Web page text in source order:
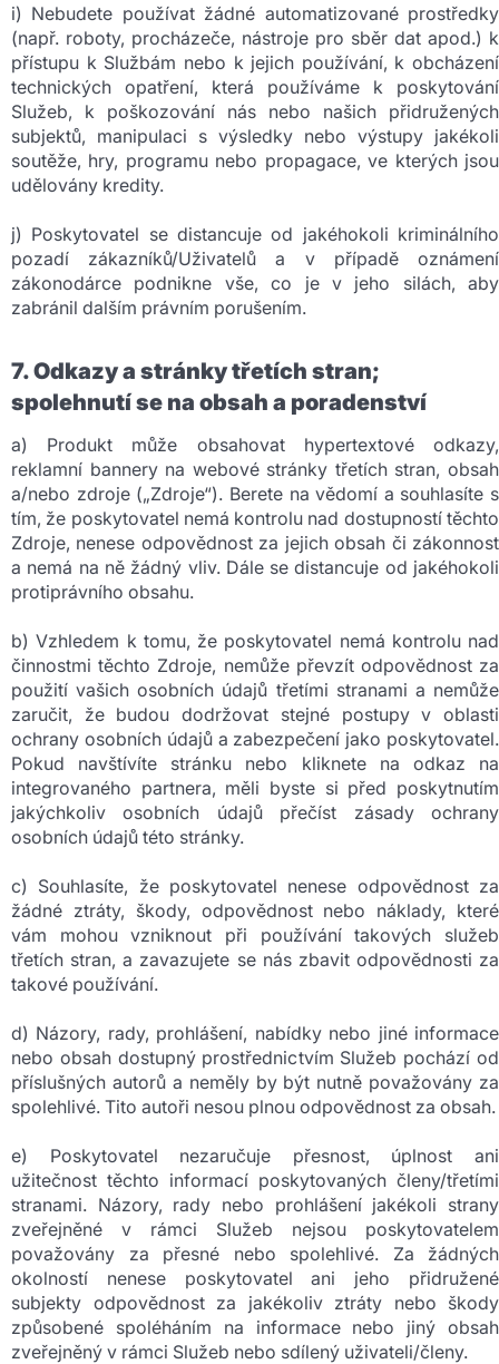
i) Nebudete používat žádné automatizované prostředky
(např. roboty, procházeče, nástroje pro sběr dat apod.) k
přístupu k Službám nebo k jejich používání, k obcházení
technických opatření, která používáme k poskytování
Služeb, k poškozování nás nebo našich přidružených
subjektů, manipulaci s výsledky nebo výstupy jakékoli
soutěže, hry, programu nebo propagace, ve kterých jsou
udělovány kredity.
j) Poskytovatel se distancuje od jakéhokoli kriminálního
pozadí zákazníků/Uživatelů a v případě oznámení
zákonodárce podnikne vše, co je v jeho silách, aby
zabránil dalším právním porušením.
7. Odkazy a stránky třetích stran;
spolehnutí se na obsah a poradenství
a) Produkt může obsahovat hypertextové odkazy,
reklamní bannery na webové stránky třetích stran, obsah
a/nebo zdroje („Zdroje“). Berete na vědomí a souhlasíte s
tím, že poskytovatel nemá kontrolu nad dostupností těchto
Zdroje, nenese odpovědnost za jejich obsah či zákonnost
a nemá na ně žádný vliv. Dále se distancuje od jakéhokoli
protiprávního obsahu.
b) Vzhledem k tomu, že poskytovatel nemá kontrolu nad
činnostmi těchto Zdroje, nemůže převzít odpovědnost za
použití vašich osobních údajů třetími stranami a nemůže
zaručit, že budou dodržovat stejné postupy v oblasti
ochrany osobních údajů a zabezpečení jako poskytovatel.
Pokud navštívíte stránku nebo kliknete na odkaz na
integrovaného partnera, měli byste si před poskytnutím
jakýchkoliv osobních údajů přečíst zásady ochrany
osobních údajů této stránky.
c) Souhlasíte, že poskytovatel nenese odpovědnost za
žádné ztráty, škody, odpovědnost nebo náklady, které
vám mohou vzniknout při používání takových služeb
třetích stran, a zavazujete se nás zbavit odpovědnosti za
takové používání.
d) Názory, rady, prohlášení, nabídky nebo jiné informace
nebo obsah dostupný prostřednictvím Služeb pochází od
příslušných autorů a neměly by být nutně považovány za
spolehlivé. Tito autoři nesou plnou odpovědnost za obsah.
e) Poskytovatel nezaručuje přesnost, úplnost ani
užitečnost těchto informací poskytovaných členy/třetími
stranami. Názory, rady nebo prohlášení jakékoli strany
zveřejněné v rámci Služeb nejsou poskytovatelem
považovány za přesné nebo spolehlivé. Za žádných
okolností nenese poskytovatel ani jeho přidružené
subjekty odpovědnost za jakékoliv ztráty nebo škody
způsobené spoléháním na informace nebo jiný obsah
zveřejněný v rámci Služeb nebo sdílený uživateli/členy.